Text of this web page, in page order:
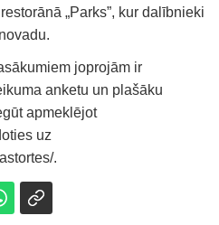
„Parks”, kur dalībnieki
joprojām ir
anketu un plašāku
apmeklējot
uz
.